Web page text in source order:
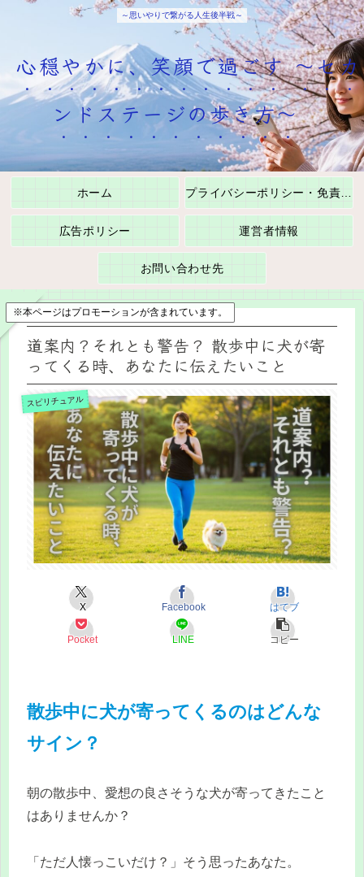
～思いやりで繋がる人生後半戦～
心穏やかに、笑顔で過ごす ～セカ
ンドステージの歩き方～
ホーム
広告ポリシー 運営者情報
お問い合わせ先
※本ページはプロモーションが含まれています。
道案内？それとも警告？ 散歩中に犬が寄
ってくる時、あなたに伝えたいこと
スピリチュアル
X Facebook はてブ
Pocket LINE コピー
散歩中に犬が寄ってくるのはどんな
サイン？
朝の散歩中、愛想の良さそうな犬が寄ってきたこと
はありませんか？
「ただ人懐っこいだけ？」そう思ったあなた。